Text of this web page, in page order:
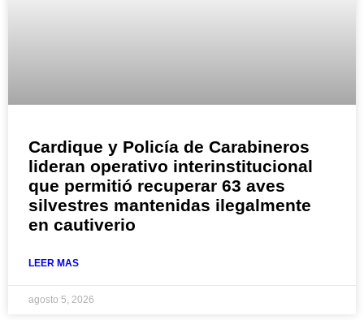
Cardique y Policía de Carabineros
lideran operativo interinstitucional
que permitió recuperar 63 aves
silvestres mantenidas ilegalmente
en cautiverio
LEER MAS
agosto 5, 2026